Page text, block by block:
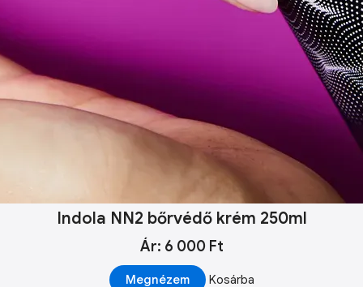
Indola NN2 bőrvédő krém 250ml
Ár: 6 000 Ft
Megnézem Kosárba